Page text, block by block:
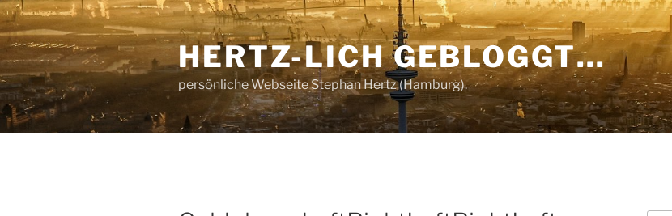
Zum
Inhalt
springen
HERTZ-LICH GEBLOGGT…
persönliche Webseite Stephan Hertz (Hamburg).